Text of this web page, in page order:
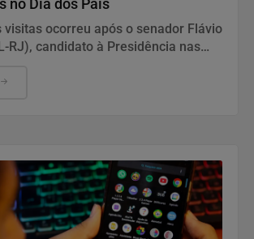
no Dia dos Pais
visitas ocorreu após o senador Flávio
RJ), candidato à Presidência nas
assinada pelo pai.